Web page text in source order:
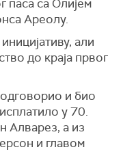
паса са Олијем
Ареолу.
али
до краја првог
и био
у 70.
Алварез, а из
и главом